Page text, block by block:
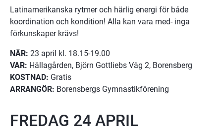
Latinamerikanska rytmer och härlig energi för både
koordination och kondition! Alla kan vara med- inga
förkunskaper krävs!
NÄR: 23 april kl. 18.15-19.00
VAR: Hällagården, Björn Gottliebs Väg 2, Borensberg
KOSTNAD: Gratis
ARRANGÖR: Borensbergs Gymnastikförening
FREDAG 24 APRIL